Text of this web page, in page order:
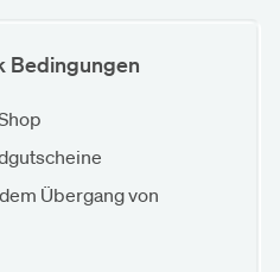
Bedingungen
Übergang von